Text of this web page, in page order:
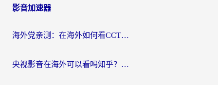
影音加速器
海外党亲测：在海外如何看CCTV？告别“仅限大陆播放”的实用指南
央视影音在海外可以看吗知乎？留学生亲测：3步解决地域限制+追剧自由